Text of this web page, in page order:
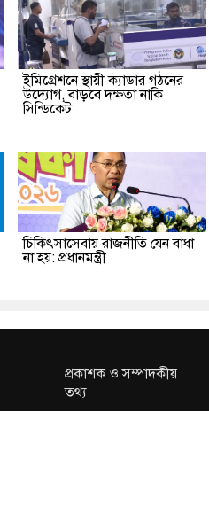
ইমিগ্রেশনে স্থায়ী ক্যাডার গঠনের
উদ্যোগ, বাড়বে দক্ষতা নাকি
সিন্ডিকেট
চিকিৎসাসেবায় রাজনীতি যেন বাধা
না হয়: প্রধানমন্ত্রী
প্রকাশক ও সম্পাদকীয়
তথ্য